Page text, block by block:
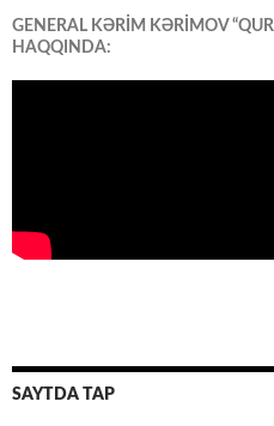
GENERAL KƏRİM KƏRİMOV
HAQQINDA:
SAYTDA TAP